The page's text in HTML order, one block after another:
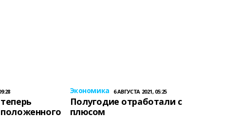
Экономика 6 АВГУСТА 2021, 05:25
Полугодие отработали с
плюсом